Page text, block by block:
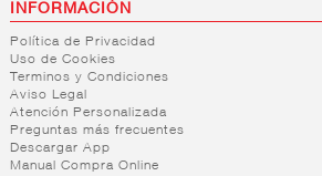
INFORMACIÓN
Política de Privacidad
Uso de Cookies
Terminos y Condiciones
Aviso Legal
Atención Personalizada
Preguntas más frecuentes
Descargar App
Manual Compra Online